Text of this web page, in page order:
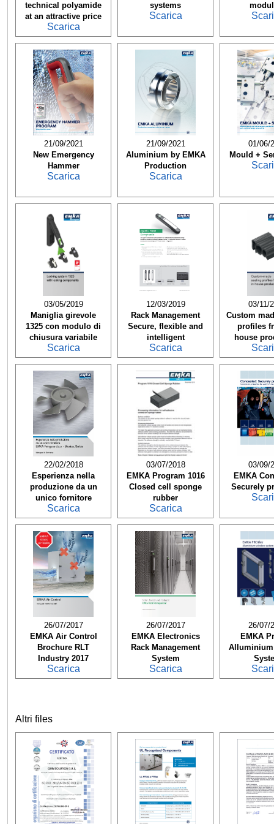
technical polyamide
at an attractive price
Scarica
systems
Scarica
21/09/2021
New Emergency
Hammer
Scarica
21/09/2021
Aluminium by EMKA
Production
Scarica
01/06/
Mould +
03/05/2019
Maniglia girevole
1325 con modulo di
chiusura variabile
Scarica
12/03/2019
Rack Management
Secure, flexible and
intelligent
Scarica
03/11/
Custom
profiles
house
22/02/2018
Esperienza nella
produzione da un
unico fornitore
Scarica
03/07/2018
EMKA Program 1016
Closed cell sponge
rubber
Scarica
03/09/
EMKA
Securely
26/07/2017
EMKA Air Control
Brochure RLT
Industry 2017
Scarica
26/07/2017
EMKA Electronics
Rack Management
System
Scarica
26/07/
EMKA
Altri files